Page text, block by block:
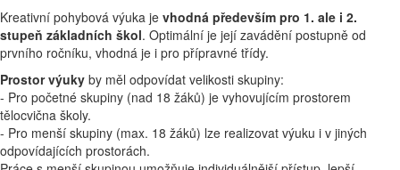
Kreativní pohybová výuka je vhodná především pro 1. ale i 2.
stupeň základních škol. Optimální je její zavádění postupně od
prvního ročníku, vhodná je i pro přípravné třídy.
Prostor výuky by měl odpovídat velikosti skupiny:
- Pro početné skupiny (nad 18 žáků) je vyhovujícím prostorem
tělocvična školy.
- Pro menší skupiny (max. 18 žáků) lze realizovat výuku i v jiných
odpovídajících prostorách.